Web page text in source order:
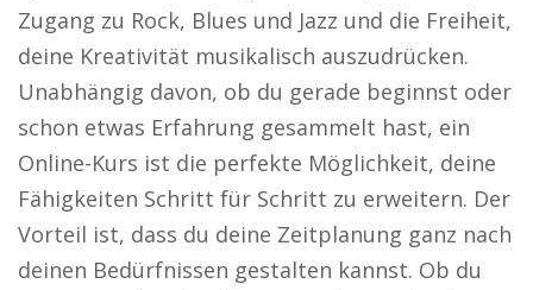
Zugang zu Rock, Blues und Jazz und die Freiheit,
deine Kreativität musikalisch auszudrücken.
Unabhängig davon, ob du gerade beginnst oder
schon etwas Erfahrung gesammelt hast, ein
Online-Kurs ist die perfekte Möglichkeit, deine
Fähigkeiten Schritt für Schritt zu erweitern. Der
Vorteil ist, dass du deine Zeitplanung ganz nach
deinen Bedürfnissen gestalten kannst. Ob du